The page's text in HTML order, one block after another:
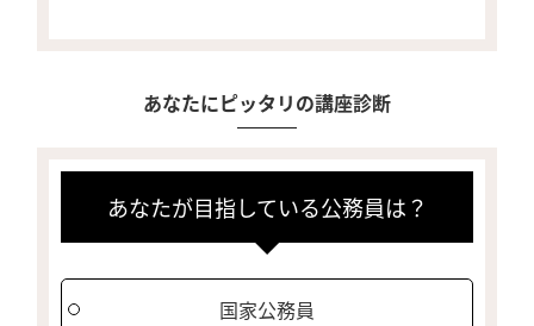
あなたにピッタリの講座診断
あなたが目指している公務員は？
国家公務員